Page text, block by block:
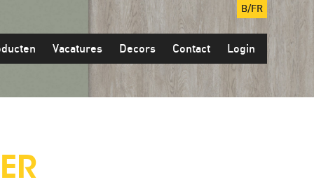
B/FR
Vacatures Decors Contact Login